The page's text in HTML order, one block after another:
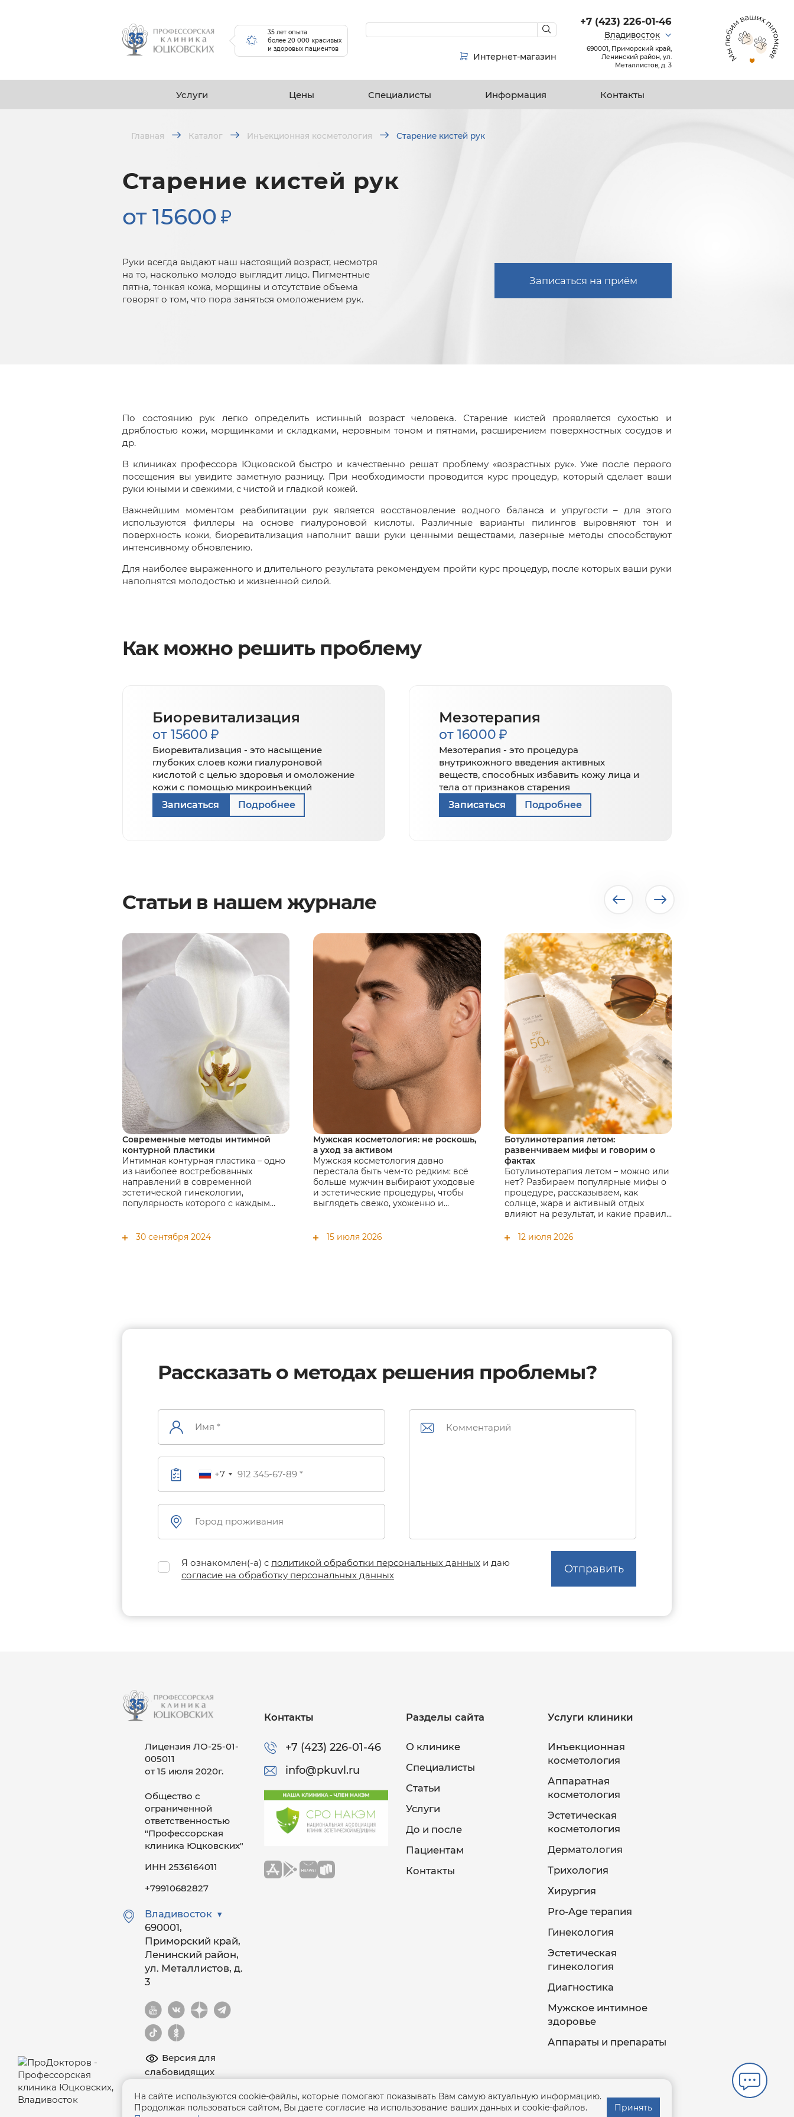
35 лет опыта
более 20 000 красивых
и здоровых пациентов
Интернет-магазин
+7 (423) 226-01-46
Владивосток
690001, Приморский край,
Ленинский район, ул.
Металлистов, д. 3
Услуги Цены Специалисты Информация Контакты
Главная Каталог Инъекционная косметология Старение кистей рук
Старение кистей рук
от 15600
Руки всегда выдают наш настоящий возраст, несмотря
на то, насколько молодо выглядит лицо. Пигментные
пятна, тонкая кожа, морщины и отсутствие объема
говорят о том, что пора заняться омоложением рук.
Записаться на приём
По состоянию рук легко определить истинный возраст человека. Старение кистей проявляется сухостью и
дряблостью кожи, морщинками и складками, неровным тоном и пятнами, расширением поверхностных сосудов и
др.
В клиниках профессора Юцковской быстро и качественно решат проблему «возрастных рук». Уже после первого
посещения вы увидите заметную разницу. При необходимости проводится курс процедур, который сделает ваши
руки юными и свежими, с чистой и гладкой кожей.
Важнейшим моментом реабилитации рук является восстановление водного баланса и упругости – для этого
используются филлеры на основе гиалуроновой кислоты. Различные варианты пилингов выровняют тон и
поверхность кожи, биоревитализация наполнит ваши руки ценными веществами, лазерные методы способствуют
интенсивному обновлению.
Для наиболее выраженного и длительного результата рекомендуем пройти курс процедур, после которых ваши руки
наполнятся молодостью и жизненной силой.
Как можно решить проблему
Биоревитализация
от 15600
Биоревитализация - это насыщение
глубоких слоев кожи гиалуроновой
кислотой с целью здоровья и омоложение
кожи с помощью микроинъекций
Записаться
Подробнее
Мезотерапия
от 16000
Мезотерапия - это процедура
внутрикожного введения активных
веществ, способных избавить кожу лица и
тела от признаков старения
Записаться
Подробнее
Статьи в нашем журнале
Современные методы интимной
контурной пластики
Интимная контурная пластика – одно
из наиболее востребованных
направлений в современной
эстетической гинекологии,
популярность которого с каждым
30 сентября 2024
Мужская косметология: не роскошь,
а уход за активом
Мужская косметология давно
перестала быть чем-то редким: всё
больше мужчин выбирают уходовые
и эстетические процедуры, чтобы
выглядеть свежо, ухоженно и
косметологу, какие процедуры они
15 июля 2026
Ботулинотерапия летом:
развенчиваем мифы и говорим о
фактах
Ботулинотерапия летом – можно или
нет? Разбираем популярные мифы о
процедуре, рассказываем, как
солнце, жара и активный отдых
влияют на результат, и какие правила
12 июля 2026
Рассказать о методах решения проблемы?
+7
Я ознакомлен(-а) с политикой обработки персональных данных и даю
согласие на обработку персональных данных
Отправить
Лицензия ЛО-25-01-
005011
от 15 июля 2020г.
Общество с
ограниченной
ответственностью
"Профессорская
клиника Юцковских"
ИНН 2536164011
+79910682827
Владивосток
690001,
Приморский край,
Ленинский район,
ул. Металлистов, д.
3
Версия для
слабовидящих
Информация на сайте
носит ознакомительный
характер и не является
Контакты
+7 (423) 226-01-46
info@pkuvl.ru
Разделы сайта
О клинике
Специалисты
Статьи
Услуги
До и после
Пациентам
Контакты
Услуги клиники
Инъекционная
косметология
Аппаратная
косметология
Эстетическая
косметология
Дерматология
Трихология
Хирургия
Pro-Age терапия
Гинекология
Эстетическая
гинекология
Диагностика
Мужское интимное
здоровье
Аппараты и препараты
На сайте используются cookie-файлы, которые помогают показывать Вам самую актуальную информацию.
Продолжая пользоваться сайтом, Вы даете согласие на использование ваших данных и cookie-файлов.
Принять